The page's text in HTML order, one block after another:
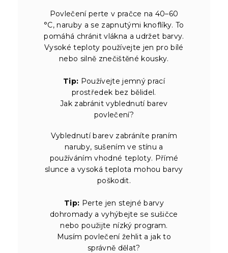
Povlečení perte v pračce na 40–60
°C, naruby a se zapnutými knoflíky. To
pomáhá chránit vlákna a udržet barvy.
Vysoké teploty používejte jen pro bílé
nebo silně znečištěné kousky.
Tip: Používejte jemný prací
prostředek bez bělidel.
Jak zabránit vyblednutí barev
povlečení?
Vyblednutí barev zabráníte praním
naruby, sušením ve stínu a
používáním vhodné teploty. Přímé
slunce a vysoká teplota mohou barvy
poškodit.
Tip: Perte jen stejné barvy
dohromady a vyhýbejte se sušičce
nebo použijte nízký program.
Musím povlečení žehlit a jak to
správně dělat?